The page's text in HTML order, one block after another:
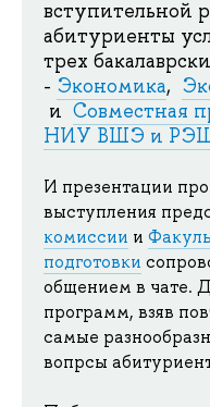
вступительной
абитуриенты
трех
- Экономика,
и Совместная
НИУ ВШЭ и
И презентации
выступления
комиссии и
подготовки
общением в чате.
программ, взяв
самые
вопрсы